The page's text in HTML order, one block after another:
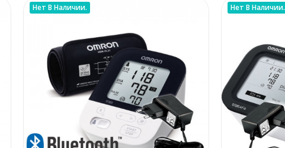
Нет В Наличии. Нет В Наличии.